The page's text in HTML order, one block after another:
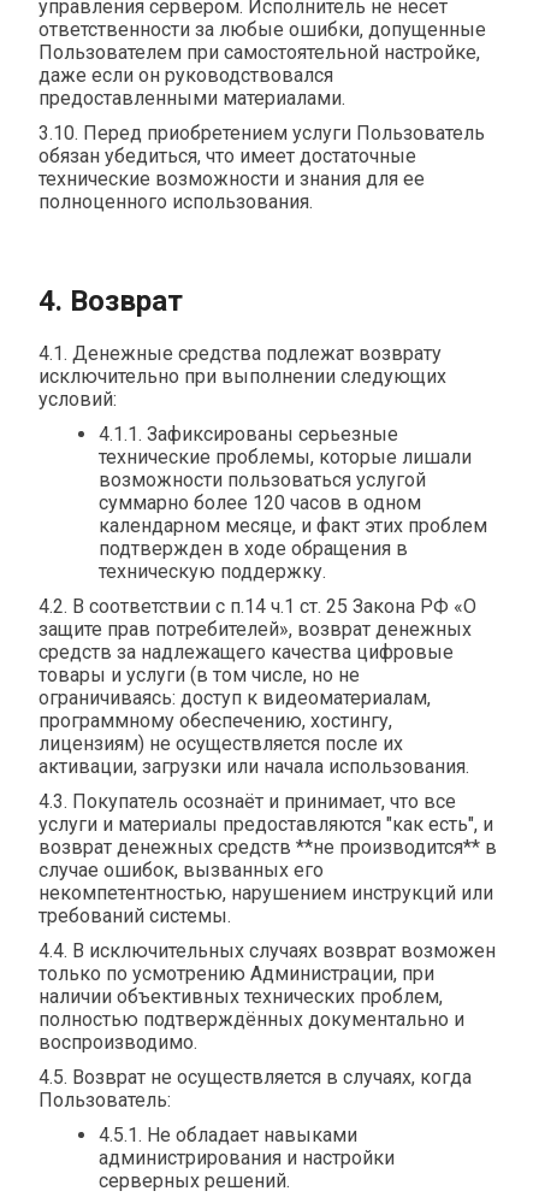
управления сервером. Исполнитель не несет
ответственности за любые ошибки, допущенные
Пользователем при самостоятельной настройке,
даже если он руководствовался
предоставленными материалами.
3.10. Перед приобретением услуги Пользователь
обязан убедиться, что имеет достаточные
технические возможности и знания для ее
полноценного использования.
4. Возврат
4.1. Денежные средства подлежат возврату
исключительно при выполнении следующих
условий:
4.1.1. Зафиксированы серьезные
технические проблемы, которые лишали
возможности пользоваться услугой
суммарно более 120 часов в одном
календарном месяце, и факт этих проблем
подтвержден в ходе обращения в
техническую поддержку.
4.2. В соответствии с п.14 ч.1 ст. 25 Закона РФ «О
защите прав потребителей», возврат денежных
средств за надлежащего качества цифровые
товары и услуги (в том числе, но не
ограничиваясь: доступ к видеоматериалам,
программному обеспечению, хостингу,
лицензиям) не осуществляется после их
активации, загрузки или начала использования.
4.3. Покупатель осознаёт и принимает, что все
услуги и материалы предоставляются "как есть", и
возврат денежных средств **не производится** в
случае ошибок, вызванных его
некомпетентностью, нарушением инструкций или
требований системы.
4.4. В исключительных случаях возврат возможен
только по усмотрению Администрации, при
наличии объективных технических проблем,
полностью подтверждённых документально и
воспроизводимо.
4.5. Возврат не осуществляется в случаях, когда
Пользователь:
4.5.1. Не обладает навыками
администрирования и настройки
серверных решений.